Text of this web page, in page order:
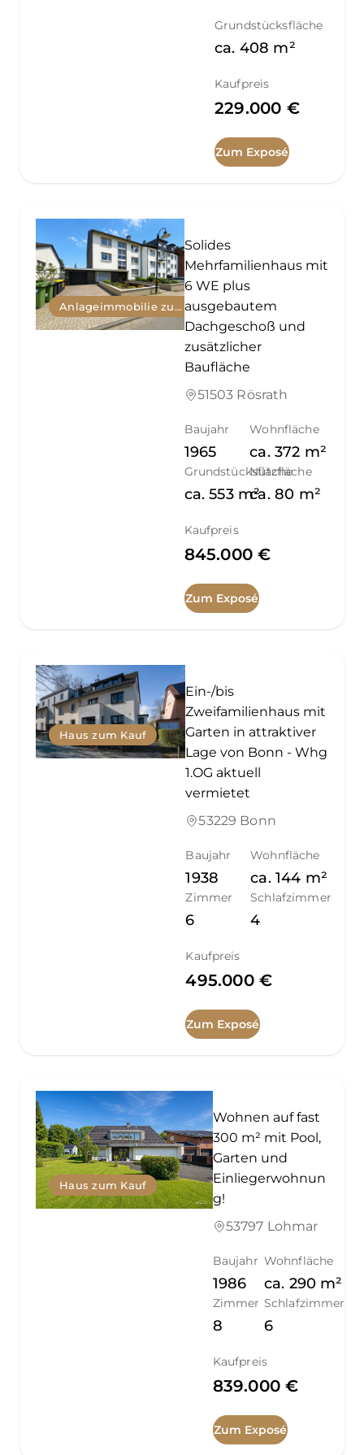
Grundstücksfläche
ca. 408 m²
Kaufpreis
229.000 €
Zum Exposé
Anlageimmobilie zum Kauf
Solides
Mehrfamilienhaus mit
6 WE plus
ausgebautem
Dachgeschoß und
zusätzlicher
Baufläche
51503 Rösrath
Baujahr
1965
Wohnfläche
ca. 372 m²
Grundstücksfläche
ca. 553 m²
Nutzfläche
ca. 80 m²
Kaufpreis
845.000 €
Zum Exposé
Haus zum Kauf
Ein-/bis
Zweifamilienhaus mit
Garten in attraktiver
Lage von Bonn - Whg
1.OG aktuell
vermietet
53229 Bonn
Baujahr
1938
Wohnfläche
ca. 144 m²
Zimmer
6
Schlafzimmer
4
Kaufpreis
495.000 €
Zum Exposé
Haus zum Kauf
Wohnen auf fast
300 m² mit Pool,
Garten und
Einliegerwohnun
g!
53797 Lohmar
Baujahr
1986
Wohnfläche
ca. 290 m²
Zimmer
8
Schlafzimmer
6
Kaufpreis
839.000 €
Zum Exposé